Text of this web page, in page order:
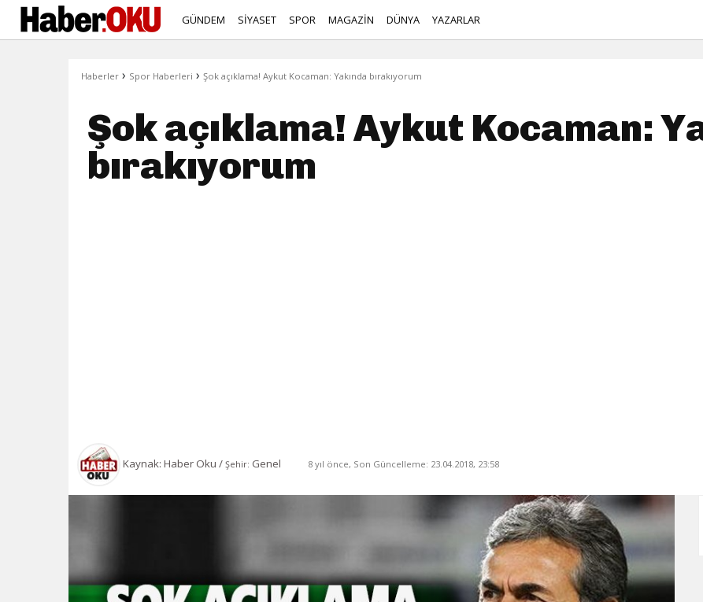
GÜNDEM SİYASET SPOR MAGAZİN DÜNYA YAZARLAR
Haberler › Spor Haberleri › Şok açıklama! Aykut Kocaman: Yakında bırakıyorum
Şok açıklama! Aykut Kocaman:
bırakıyorum
Kaynak: Haber Oku /Şehir: Genel 8 yıl önce, Son Güncelleme: 23.04.2018, 23:58